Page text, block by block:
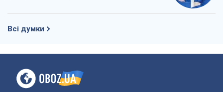
Всі думки